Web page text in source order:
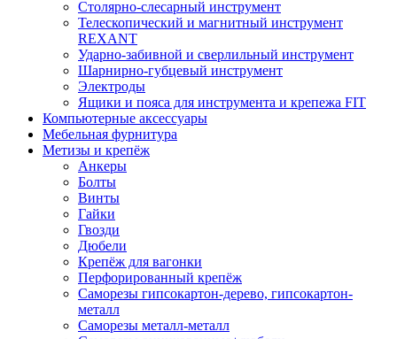
Столярно-слесарный инструмент
Телескопический и магнитный инструмент
REXANT
Ударно-забивной и сверлильный инструмент
Шарнирно-губцевый инструмент
Электроды
Ящики и пояса для инструмента и крепежа FIT
Компьютерные аксессуары
Мебельная фурнитура
Метизы и крепёж
Анкеры
Болты
Винты
Гайки
Гвозди
Дюбели
Крепёж для вагонки
Перфорированный крепёж
Саморезы гипсокартон-дерево, гипсокартон-
металл
Саморезы металл-металл